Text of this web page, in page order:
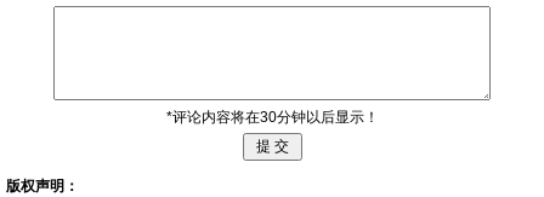
*评论内容将在30分钟以后显示！
版权声明：